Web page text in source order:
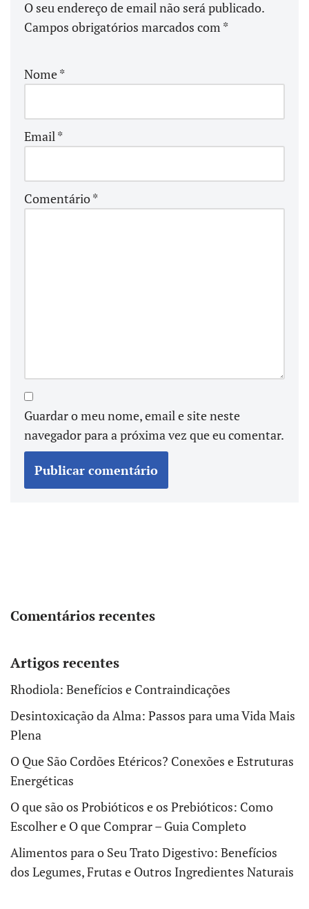
O seu endereço de email não será publicado.
Campos obrigatórios marcados com *
Nome*
Email *
Comentário*
Guardar o meu nome, email e site neste
navegador para a próxima vez que eu comentar.
Comentários recentes
Artigos recentes
Rhodiola: Benefícios e Contraindicações
Desintoxicação da Alma: Passos para uma Vida Mais
Plena
O Que São Cordões Etéricos? Conexões e Estruturas
Energéticas
O que são os Probióticos e os Prebióticos: Como
Escolher e O que Comprar – Guia Completo
Alimentos para o Seu Trato Digestivo: Benefícios
dos Legumes, Frutas e Outros Ingredientes Naturais